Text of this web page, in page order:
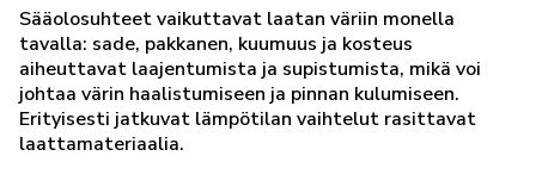
Sääolosuhteet vaikuttavat laatan väriin monella
tavalla: sade, pakkanen, kuumuus ja kosteus
aiheuttavat laajentumista ja supistumista, mikä voi
johtaa värin haalistumiseen ja pinnan kulumiseen.
Erityisesti jatkuvat lämpötilan vaihtelut rasittavat
laattamateriaalia.